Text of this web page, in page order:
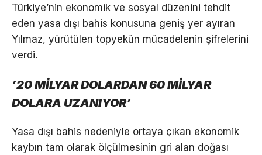
Türkiye’nin ekonomik ve sosyal düzenini tehdit
eden yasa dışı bahis konusuna geniş yer ayıran
Yılmaz, yürütülen topyekûn mücadelenin şifrelerini
verdi.
’20 MİLYAR DOLARDAN 60 MİLYAR
DOLARA UZANIYOR’
Yasa dışı bahis nedeniyle ortaya çıkan ekonomik
kaybın tam olarak ölçülmesinin gri alan doğası